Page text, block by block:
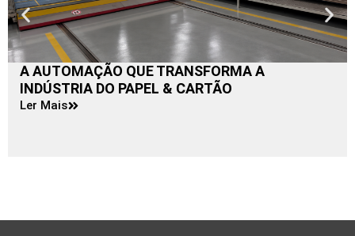
A AUTOMAÇÃO QUE TRANSFORMA A
INDÚSTRIA DO PAPEL & CARTÃO
Ler Mais